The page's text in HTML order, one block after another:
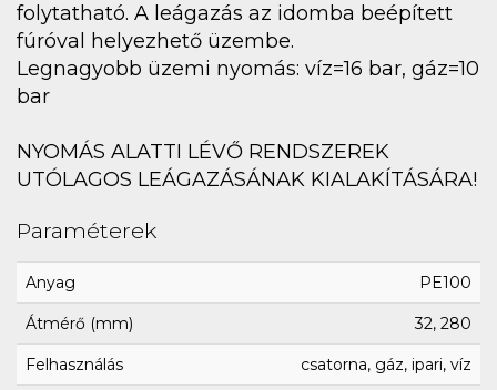
folytatható. A leágazás az idomba beépített
fúróval helyezhető üzembe.
Legnagyobb üzemi nyomás: víz=16 bar, gáz=10
bar
NYOMÁS ALATTI LÉVŐ RENDSZEREK
UTÓLAGOS LEÁGAZÁSÁNAK KIALAKÍTÁSÁRA!
Paraméterek
Anyag PE100
Átmérő (mm) 32, 280
Felhasználás csatorna, gáz, ipari, víz